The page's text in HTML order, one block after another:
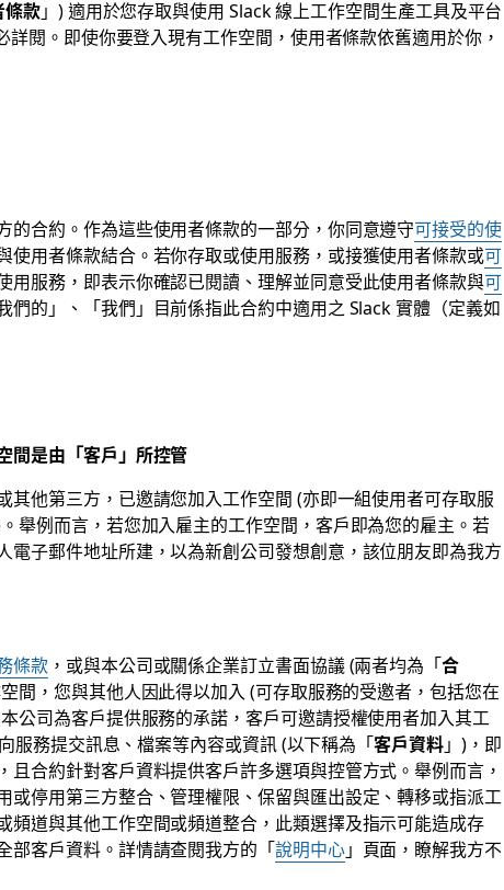
條款」) 適用於您存取與使用 Slack 線上工作空間生產工具及平台
詳閱。即使你要登入現有工作空間，使用者條款依舊適用於你，
的合約。作為這些使用者條款的一部分，你同意遵守可接受的使
使用者條款結合。若你存取或使用服務，或接獲使用者條款或可
用服務，即表示你確認已閱讀、理解並同意受此使用者條款與可
們的」、「我們」目前係指此合約中適用之 Slack 實體（定義如
間是由「客戶」所控管
其他第三方，已邀請您加入工作空間 (亦即一組使用者可存取服
舉例而言，若您加入雇主的工作空間，客戶即為您的雇主。若
電子郵件地址所建，以為新創公司發想創意，該位朋友即為我方
條款 ，或與本公司或關係企業訂立書面協議 (兩者均為「合
間，您與其他人因此得以加入 (可存取服務的受邀者，包括您在
公司為客戶提供服務的承諾，客戶可邀請授權使用者加入其工
服務提交訊息、檔案等內容或資訊 (以下稱為「客戶資料」)，即
合約針對客戶資料提供客戶許多選項與控管方式。舉例而言，
或停用第三方整合、管理權限、保留與匯出設定、轉移或指派工
頻道與其他工作空間或頻道整合，此類選擇及指示可能造成存
部客戶資料。詳情請查閱我方的「說明中心」頁面，瞭解我方不